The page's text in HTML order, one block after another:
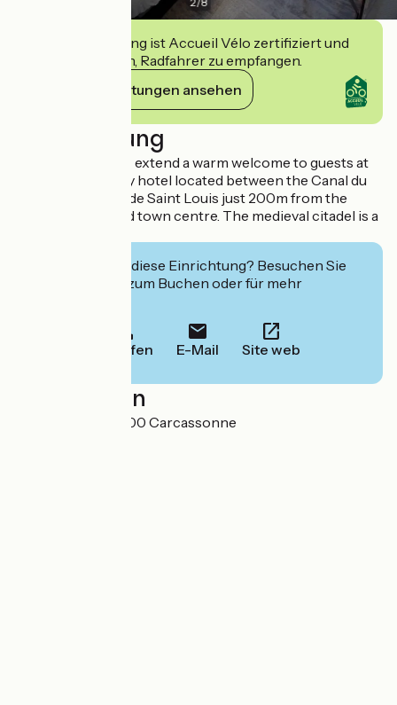
Diese Einrichtung ist Accueil Vélo zertifiziert und
verpflichtet sich, Radfahrer zu empfangen.
Ihre Verpflichtungen ansehen
Beschreibung
Sylvia and Ludovic extend a warm welcome to guests at
this family-friendly hotel located between the Canal du
Midi and the Bastide Saint Louis just 200m from the
railway station and town centre. The medieval citadel is a
Interessiert Sie diese Einrichtung? Besuchen Sie
deren Website zum Buchen oder für mehr
Anrufen E-Mail Site web
Localisation
18 rue Tourtel 11000 Carcassonne